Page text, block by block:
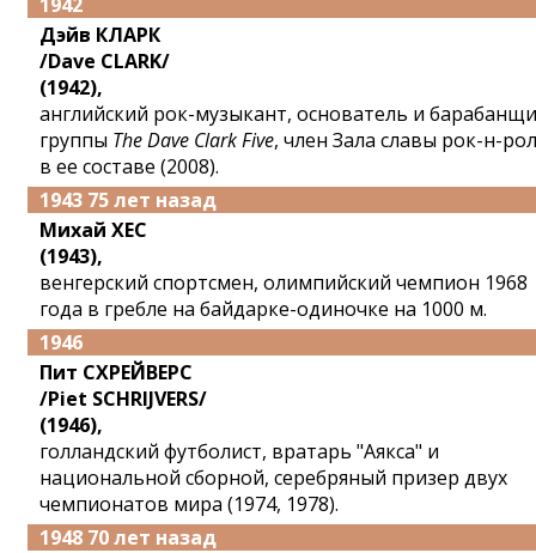
Дэйв КЛАРК
/Dave CLARK/
(1942),
английский рок-музыкант, основатель и
группы The Dave Clark Five, член Зала славы рок-н-
в ее составе (2008).
1943 75 лет назад
Михай ХЕС
(1943),
венгерский спортсмен, олимпийский чемпион 1968
года в гребле на байдарке-одиночке на 1000 м.
1946
Пит СХРЕЙВЕРС
/Piet SCHRIJVERS/
(1946),
голландский футболист, вратарь "Аякса" и
национальной сборной, серебряный призер двух
чемпионатов мира (1974, 1978).
1948 70 лет назад